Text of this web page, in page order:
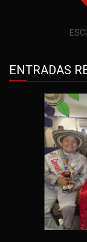
ENTRADAS